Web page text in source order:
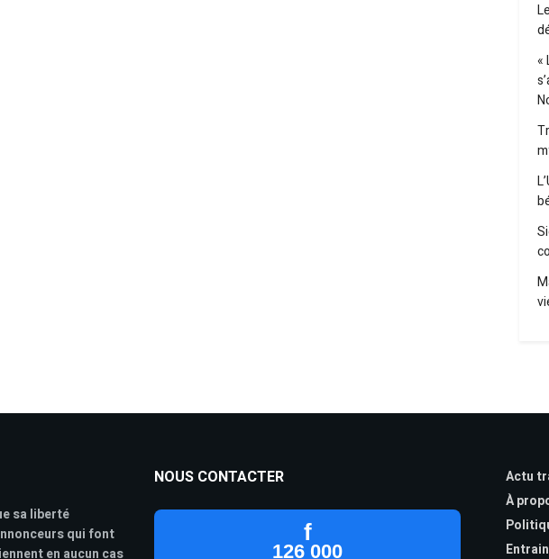
«
sa liberté
qui font
en aucun cas
NOUS CONTACTER
f
126 000
Actu
À